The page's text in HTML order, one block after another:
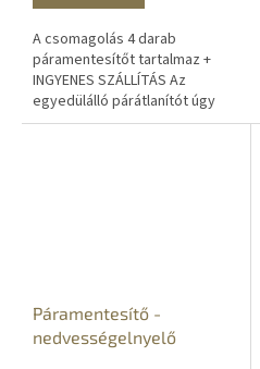
A csomagolás 4 darab
páramentesítőt tartalmaz +
INGYENES SZÁLLÍTÁS Az
egyedülálló párátlanítót úgy
tervezték, hogy eltávolítsa a
Páramentesítő -
nedvességelnyelő